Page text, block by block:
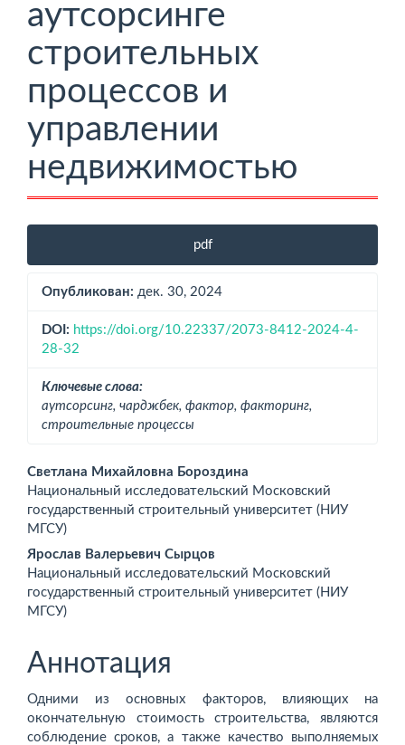
аутсорсинге
строительных
процессов и
управлении
недвижимостью
Боковая
панель
статьи
pdf
Опубликован: дек. 30, 2024
DOI: https://doi.org/10.22337/2073-8412-2024-4-
28-32
Ключевые слова:
аутсорсинг, чарджбек, фактор, факторинг,
строительные процессы
Основное
содержимое
статьи
Светлана Михайловна Бороздина
Национальный исследовательский Московский
государственный строительный университет (НИУ
МГСУ)
Ярослав Валерьевич Сырцов
Национальный исследовательский Московский
государственный строительный университет (НИУ
МГСУ)
Аннотация
Одними из основных факторов, влияющих на
окончательную стоимость строительства, являются
соблюдение сроков, а также качество выполняемых